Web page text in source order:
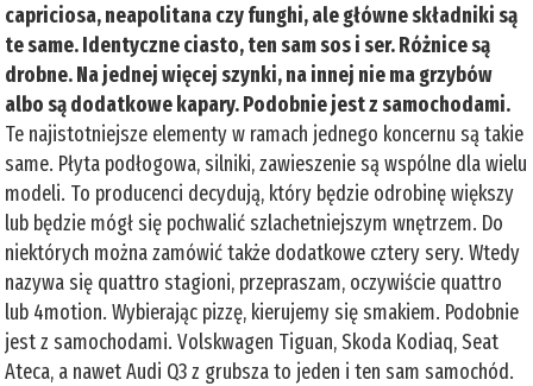
capriciosa, neapolitana czy funghi, ale główne składniki są
te same. Identyczne ciasto, ten sam sos i ser. Różnice są
drobne. Na jednej więcej szynki, na innej nie ma grzybów
albo są dodatkowe kapary. Podobnie jest z samochodami.
Te najistotniejsze elementy w ramach jednego koncernu są takie
same. Płyta podłogowa, silniki, zawieszenie są wspólne dla wielu
modeli. To producenci decydują, który będzie odrobinę większy
lub będzie mógł się pochwalić szlachetniejszym wnętrzem. Do
niektórych można zamówić także dodatkowe cztery sery. Wtedy
nazywa się quattro stagioni, przepraszam, oczywiście quattro
lub 4motion. Wybierając pizzę, kierujemy się smakiem. Podobnie
jest z samochodami. Volskwagen Tiguan, Skoda Kodiaq, Seat
Ateca, a nawet Audi Q3 z grubsza to jeden i ten sam samochód.